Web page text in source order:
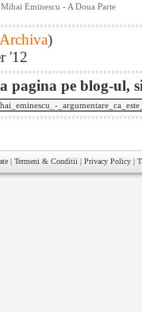
Eminescu - A Doua Parte
)
'12
pagina pe blog-ul,
| Termeni & Conditii | Privacy Policy |